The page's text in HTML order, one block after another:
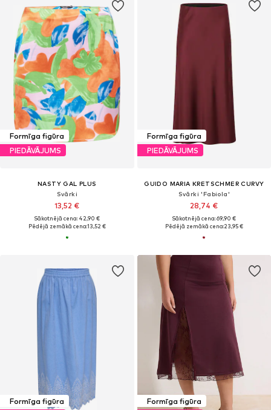
Formīga figūra
PIEDĀVĀJUMS
NASTY GAL PLUS
Svārki
13,52 €
Sākotnējā cena: 42,90 €
Pēdējā zemākā cena:13,52 €
Formīga figūra
PIEDĀVĀJUMS
GUIDO MARIA KRETSCHMER CURVY
Svārki 'Fabiola'
28,74 €
Sākotnējā cena: 69,90 €
Pēdējā zemākā cena:23,95 €
Formīga figūra
Formīga figūra